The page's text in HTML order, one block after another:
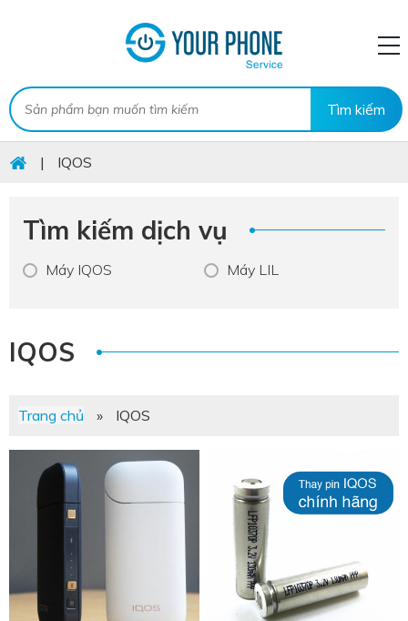
| IQOS
Tìm kiếm dịch vụ
Máy IQOS Máy LIL
IQOS
Trang chủ » IQOS